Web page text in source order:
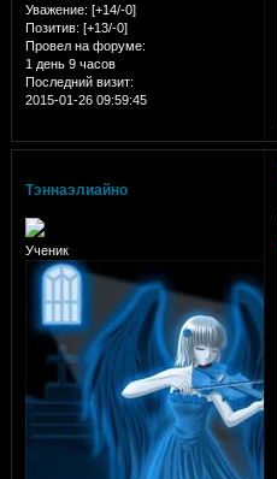
Уважение: [+14/-0]
Позитив: [+13/-0]
Провел на форуме:
1 день 9 часов
Последний визит:
2015-01-26 09:59:45
Тэннаэлиайно
Ученик